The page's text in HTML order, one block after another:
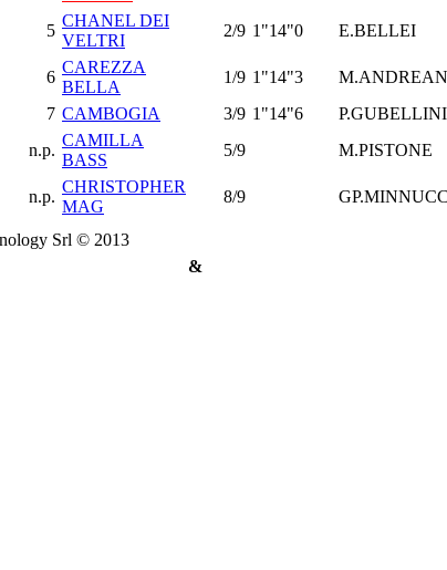
5
CHANEL DEI
VELTRI
2/9 1"14"0 E.BELLEI
6
CAREZZA
BELLA
1/9 1"14"3
7 CAMBOGIA 3/9 1"14"6 P.GUBELLINI
n.p.
CAMILLA
BASS
5/9 M.PISTONE
n.p.
CHRISTOPHER
MAG
8/9
Srl © 2013
&